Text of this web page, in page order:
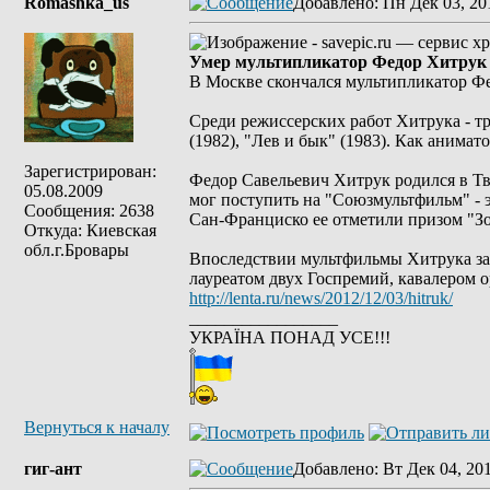
Зарегистрирован:
05.08.2009
Сообщения: 2638
Откуда: Киевская
обл.г.Бровары
Умер мультипликатор Федор Хитрук
В Москве скончался мультипликатор
Среди режиссерских работ Хитрука
(1982), "Лев и бык" (1983). Как
Федор Савельевич Хитрук родился в
мог поступить на "Союзмультфильм" -
Сан-Франциско ее отметили призом
Впоследствии мультфильмы Хитрука
лауреатом двух Госпремий,
http://lenta.ru/news/2012/12/03/hitruk/
УКРАЇНА ПОНАД УСЕ!!!
Вернуться к началу
гиг-ант Добавлено: Вт Дек 04,